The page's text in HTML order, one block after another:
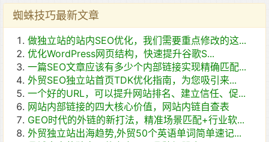
蜘蛛技巧最新文章
做独立站的站内SEO优化，我们需要重点修改的这...
优化WordPress网页结构，快速提升谷歌S...
一篇SEO文章应该有多少个内部链接实现精确匹配...
外贸SEO独立站首页TDK优化指南，为您吸引来...
一个好的URL，可以提升网站排名、建立信任、促...
网站内部链接的四大核心价值，网站内链自查表
GEO时代的外链的新打法，精准场景匹配+行业软...
外贸独立站出海趋势,外贸50个英语单词简单速记...